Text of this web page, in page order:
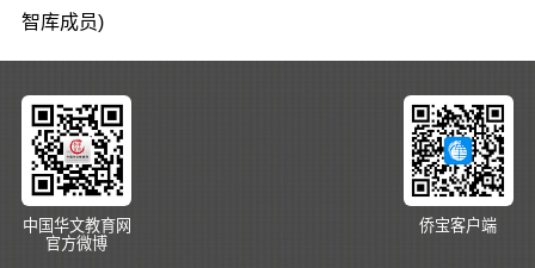
智库成员)
中国华文教育网
官方微博
侨宝客户端